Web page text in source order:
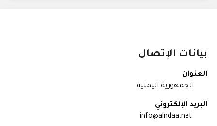
بيانات الإتصال
العنوان
الجمهورية اليمنية
البريد الإلكتروني
info@alndaa.net